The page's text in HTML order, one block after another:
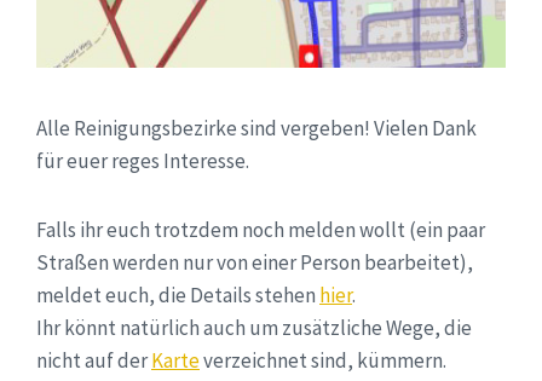
Alle Reinigungsbezirke sind vergeben! Vielen Dank
für euer reges Interesse.
Falls ihr euch trotzdem noch melden wollt (ein paar
Straßen werden nur von einer Person bearbeitet),
meldet euch, die Details stehen hier.
Ihr könnt natürlich auch um zusätzliche Wege, die
nicht auf derKarteverzeichnet sind, kümmern.